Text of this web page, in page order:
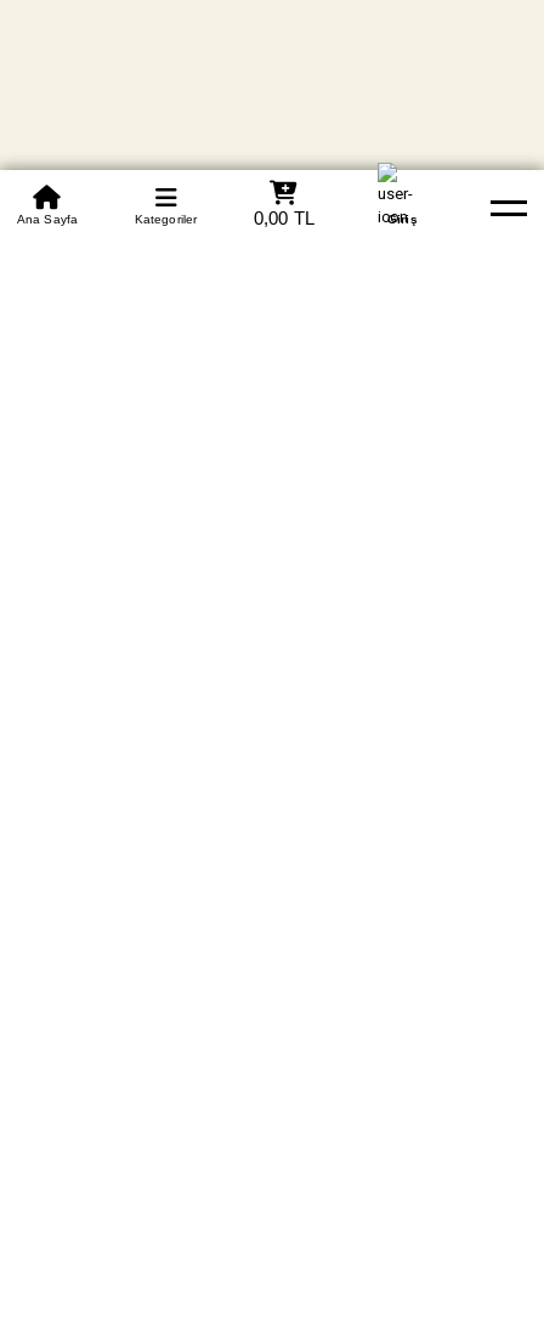
0850 305 09 70
Beden Tablosu Banka Hesapları Whatsapp Yardım
Ana Sayfa Kategoriler 0,00 TL Giriş